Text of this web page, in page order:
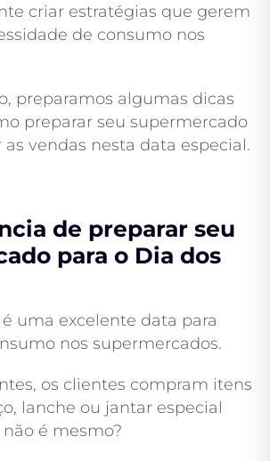
criar estratégias que gerem
de consumo nos
preparamos algumas dicas
preparar seu supermercado
vendas nesta data especial.
de preparar seu
para o Dia dos
uma excelente data para
nos supermercados.
os clientes compram itens
lanche ou jantar especial
é mesmo?